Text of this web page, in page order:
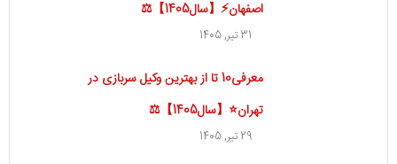
اصفهان⚡【سال1405】⚖️
31 تیر, 1405
معرفی10 تا از بهترین وکیل سربازی در
تهران⭐【سال1405】⚖️
29 تیر, 1405